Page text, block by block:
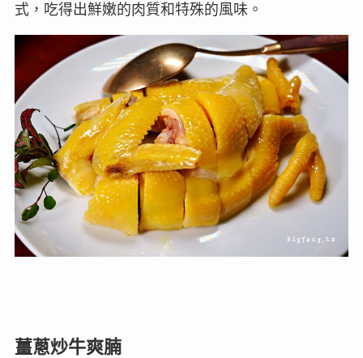
式，吃得出鮮嫩的肉質和特殊的風味。
薑蔥炒牛爽腩